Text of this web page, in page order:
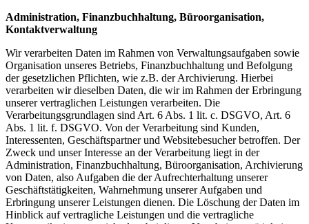
Administration, Finanzbuchhaltung, Büroorganisation,
Kontaktverwaltung
Wir verarbeiten Daten im Rahmen von Verwaltungsaufgaben sowie
Organisation unseres Betriebs, Finanzbuchhaltung und Befolgung
der gesetzlichen Pflichten, wie z.B. der Archivierung. Hierbei
verarbeiten wir dieselben Daten, die wir im Rahmen der Erbringung
unserer vertraglichen Leistungen verarbeiten. Die
Verarbeitungsgrundlagen sind Art. 6 Abs. 1 lit. c. DSGVO, Art. 6
Abs. 1 lit. f. DSGVO. Von der Verarbeitung sind Kunden,
Interessenten, Geschäftspartner und Websitebesucher betroffen. Der
Zweck und unser Interesse an der Verarbeitung liegt in der
Administration, Finanzbuchhaltung, Büroorganisation, Archivierung
von Daten, also Aufgaben die der Aufrechterhaltung unserer
Geschäftstätigkeiten, Wahrnehmung unserer Aufgaben und
Erbringung unserer Leistungen dienen. Die Löschung der Daten im
Hinblick auf vertragliche Leistungen und die vertragliche